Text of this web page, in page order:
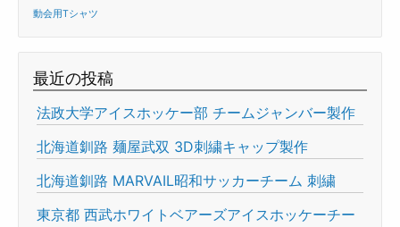
動会用Tシャツ
最近の投稿
法政大学アイスホッケー部 チームジャンバー製作
北海道釧路 麺屋武双 3D刺繍キャップ製作
北海道釧路 MARVAIL昭和サッカーチーム 刺繍
東京都 西武ホワイトベアーズアイスホッケーチー